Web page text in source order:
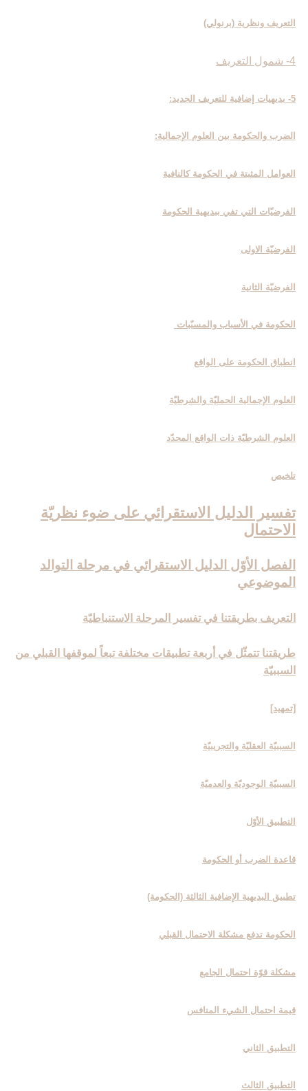
التعريف ونظرية (برنولي)
4- شمول التعريف
5- بديهيات إضافية للتعريف الجديد:
الضرب والحكومة بين العلوم الإجمالية:
العوامل المثبتة في الحكومة كالنافية
الفرضيّات التي تفي ببديهية الحكومة
الفرضيّة الاولى
الفرضيّة الثانية
الحكومة في الأسباب والمسبّبات
انطباق الحكومة على الواقع
العلوم الإجمالية الحمليّة والشرطيّة
العلوم الشرطيّة ذات الواقع المحدّد
تلخيص
تفسير الدليل الاستقرائي على ضوء نظريّة
الاحتمال‏
الفصل الأوّل الدليل الاستقرائي في مرحلة التوالد
الموضوعي‏
التعريف بطريقتنا في تفسير المرحلة الاستنباطيّة
طريقتنا تتمثّل في أربعة تطبيقات مختلفة تبعاً لموقفها القبلي من
السببيّة
[تمهيد]
السببيّة العقليّة والتجريبيّة
السببيّة الوجوديّة والعدميّة
التطبيق الأوّل‏
قاعدة الضرب أو الحكومة
تطبيق البديهية الإضافية الثالثة (الحكومة)
الحكومة تدفع مشكلة الاحتمال القبلي
مشكلة قوّة احتمال الجامع
قيمة احتمال الشي‏ء المنافس
التطبيق الثاني
التطبيق الثالث‏